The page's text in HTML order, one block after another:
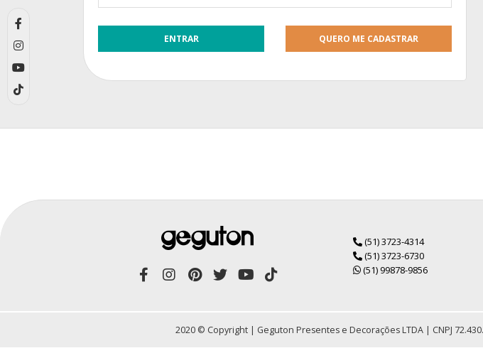
QUERO ME CADASTRAR
(51) 3723-4314
(51) 3723-6730
(51) 99878-9856
2020 © Copyright | Geguton Presentes e Decorações LTDA | CNPJ